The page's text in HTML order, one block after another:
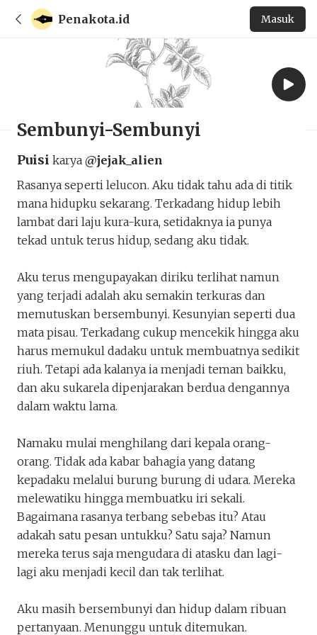
Penakota.id Masuk
Sembunyi-Sembunyi
Puisi karya @jejak_alien
Sembunyi-Sembunyi
jejak_alien
Penakota.id
Rasanya seperti lelucon. Aku tidak tahu ada di titik
mana hidupku sekarang. Terkadang hidup lebih
lambat dari laju kura-kura, setidaknya ia punya
tekad untuk terus hidup, sedang aku tidak.
Aku terus mengupayakan diriku terlihat namun
yang terjadi adalah aku semakin terkuras dan
memutuskan bersembunyi. Kesunyian seperti dua
mata pisau. Terkadang cukup mencekik hingga aku
harus memukul dadaku untuk membuatnya sedikit
riuh. Tetapi ada kalanya ia menjadi teman baikku,
dan aku sukarela dipenjarakan berdua dengannya
dalam waktu lama.
Namaku mulai menghilang dari kepala orang-
orang. Tidak ada kabar bahagia yang datang
kepadaku melalui burung burung di udara. Mereka
melewatiku hingga membuatku iri sekali.
Bagaimana rasanya terbang sebebas itu? Atau
adakah satu pesan untukku? Satu saja? Namun
mereka terus saja mengudara di atasku dan lagi-
lagi aku menjadi kecil dan tak terlihat.
Aku masih bersembunyi dan hidup dalam ribuan
pertanyaan. Menunggu untuk ditemukan.
Keluar Unduh